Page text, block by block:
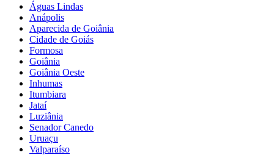
Águas Lindas
Anápolis
Aparecida de Goiânia
Cidade de Goiás
Formosa
Goiânia
Goiânia Oeste
Inhumas
Itumbiara
Jataí
Luziânia
Senador Canedo
Uruaçu
Valparaíso